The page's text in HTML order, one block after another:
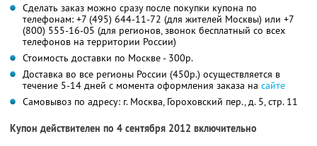
Сделать заказ можно сразу после покупки купона по
телефонам: +7 (495) 644-11-72 (для жителей Москвы) или +7
(800) 555-16-05 (для регионов, звонок бесплатный со всех
телефонов на территории России)
Стоимость доставки по Москве - 300р.
Доставка во все регионы России (450р.) осуществляется в
течение 5-14 дней с момента оформления заказа на сайте
Самовывоз по адресу: г. Москва, Гороховский пер., д. 5, стр. 11
Купон действителен по 4 сентября 2012 включительно